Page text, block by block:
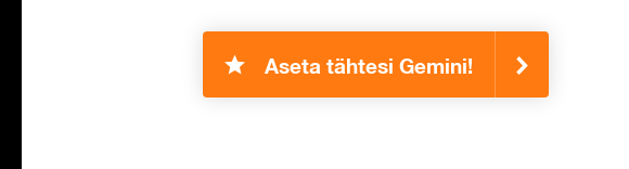
Aseta tähtesi Gemini!